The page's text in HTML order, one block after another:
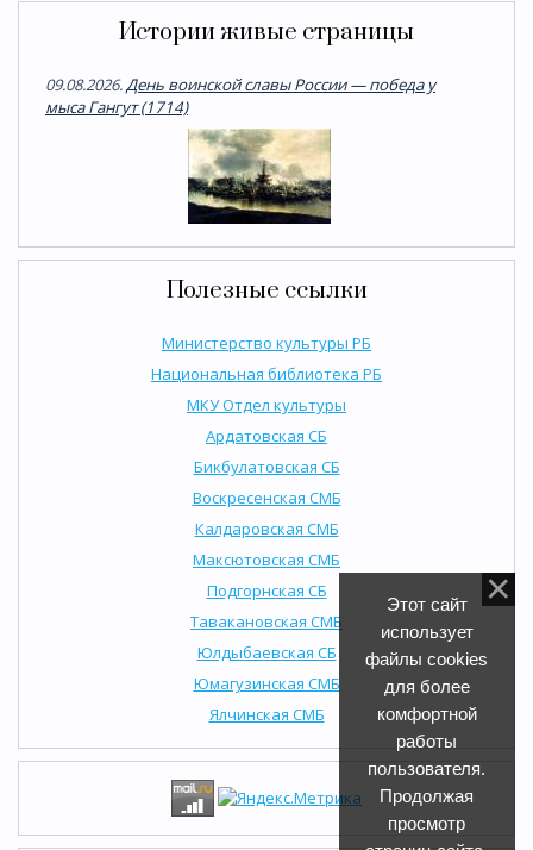
Истории живые страницы
09.08.2026.День воинской славы России — победа у
мыса Гангут (1714)
Полезные ссылки
Министерство культуры РБ
Национальная библиотека РБ
МКУ Отдел культуры
Ардатовская СБ
Бикбулатовская СБ
Воскресенская СМБ
Калдаровская СМБ
Максютовская СМБ
Подгорнская СБ
Тавакановская СМБ
Юлдыбаевская СБ
Юмагузинская СМБ
Ялчинская СМБ
Этот сайт
использует
файлы cookies
для более
комфортной
работы
пользователя.
Продолжая
просмотр